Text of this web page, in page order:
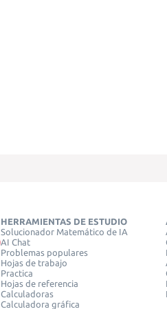
HERRAMIENTAS DE ESTUDIO
Solucionador Matemático de IA
AI Chat
Problemas populares
Hojas de trabajo
Practica
Hojas de referencia
Calculadoras
Calculadora gráfica